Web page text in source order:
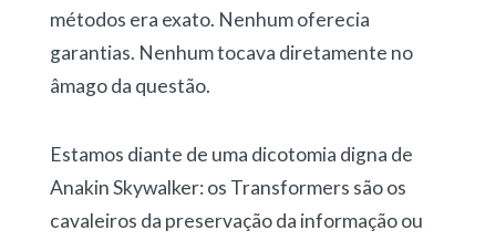
métodos era exato. Nenhum oferecia
garantias. Nenhum tocava diretamente no
âmago da questão.
Estamos diante de uma dicotomia digna de
Anakin Skywalker: os Transformers são os
cavaleiros da preservação da informação ou